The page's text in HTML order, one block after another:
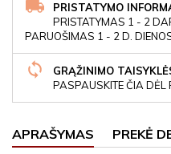
PRISTATYMO
PRISTATYMAS 1 - 2
PARUOŠIMAS 1 - 2 D.
GRĄŽINIMO
PASPAUSKITE ČIA DĖL
APRAŠYMAS PREKĖ